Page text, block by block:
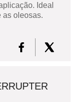
Ideal
as oleosas.